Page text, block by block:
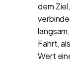
dem Ziel,
Fahrt,
Wert